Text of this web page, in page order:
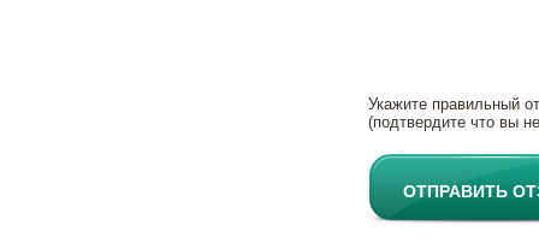
Укажите правильный
(подтвердите что вы
ОТПРАВИТЬ